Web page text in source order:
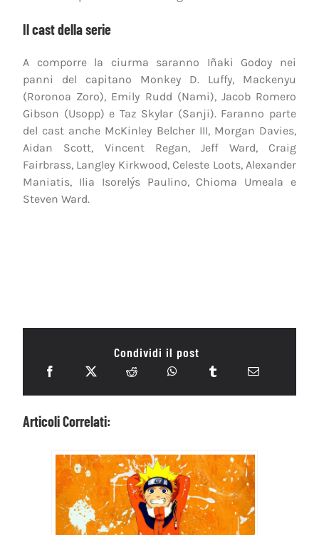
Il cast della serie
A comporre la ciurma saranno Iñaki Godoy nei
panni del capitano Monkey D. Luffy, Mackenyu
(Roronoa Zoro), Emily Rudd (Nami), Jacob Romero
Gibson (Usopp) e Taz Skylar (Sanji). Faranno parte
del cast anche McKinley Belcher III, Morgan Davies,
Aidan Scott, Vincent Regan, Jeff Ward, Craig
Fairbrass, Langley Kirkwood, Celeste Loots, Alexander
Maniatis, Ilia Isorelýs Paulino, Chioma Umeala e
Steven Ward.
Condividi il post
Articoli Correlati: